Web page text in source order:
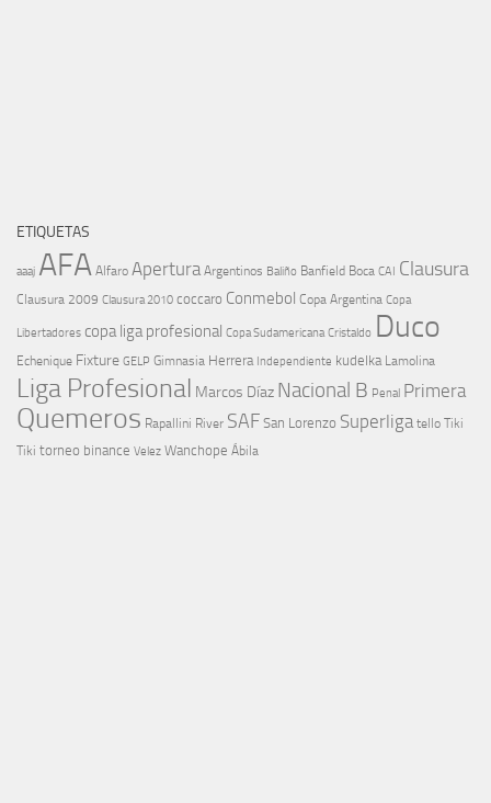
ETIQUETAS
aaaj AFA Alfaro Apertura Argentinos Baliño Banfield Boca CAI Clausura
Clausura 2009 Clausura 2010 coccaro Conmebol Copa Argentina Copa
Libertadores copa liga profesional Copa Sudamericana Cristaldo Duco
Echenique Fixture GELP Gimnasia Herrera Independiente kudelka Lamolina
Liga Profesional Marcos Díaz Nacional B Penal Primera
Quemeros Rapallini River SAF San Lorenzo Superliga tello Tiki
Tiki torneo binance Velez Wanchope Ábila